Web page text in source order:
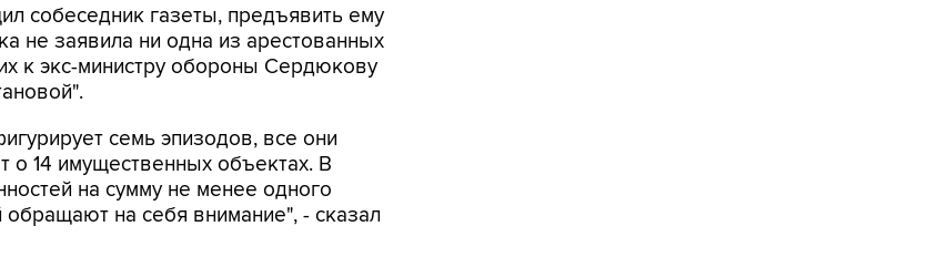
собеседник газеты, предъявить ему
не заявила ни одна из арестованных
к экс-министру обороны Сердюкову
семь эпизодов, все они
о 14 имущественных объектах. В
на сумму не менее одного
на себя внимание", - сказал